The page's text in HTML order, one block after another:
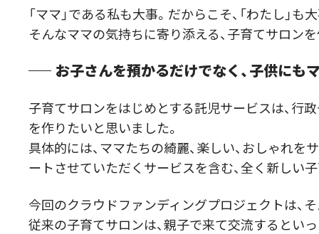
「ママ」である私も大事。だからこそ、「わたし」も
そんなママの気持ちに寄り添える、子育てサロン
お子さんを預かるだけでなく、子供に
子育てサロンをはじめとする託児サービスは、行
を作りたいと思いました。
具体的には、ママたちの綺麗、楽しい、おしゃれ
ートさせていただくサービスを含む、全く新しい
今回のクラウドファンディングプロジェクトは、
従来の子育てサロンは、親子で来て交流するとい